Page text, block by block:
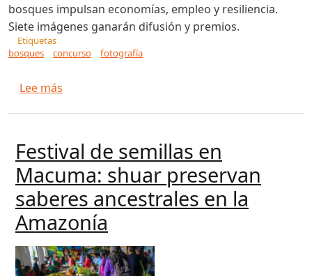
bosques impulsan economías, empleo y resiliencia.
Siete imágenes ganarán difusión y premios.
Etiquetas
bosques
concurso fotografía
Lee más
Festival de semillas en
Macuma: shuar preservan
saberes ancestrales en la
Amazonía